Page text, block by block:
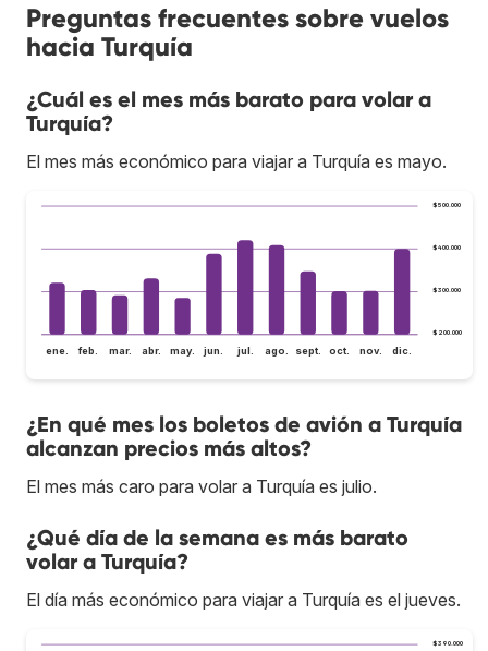
Preguntas frecuentes sobre vuelos
hacia Turquía
¿Cuál es el mes más barato para volar a
Turquía?
El mes más económico para viajar a Turquía es mayo.
$200.000
$300.000
$400.000
$500.000
ene. feb. mar. abr. may. jun. jul. ago. sept. oct. nov. dic.
¿En qué mes los boletos de avión a Turquía
alcanzan precios más altos?
El mes más caro para volar a Turquía es julio.
¿Qué día de la semana es más barato
volar a Turquía?
El día más económico para viajar a Turquía es el jueves.
$390.000